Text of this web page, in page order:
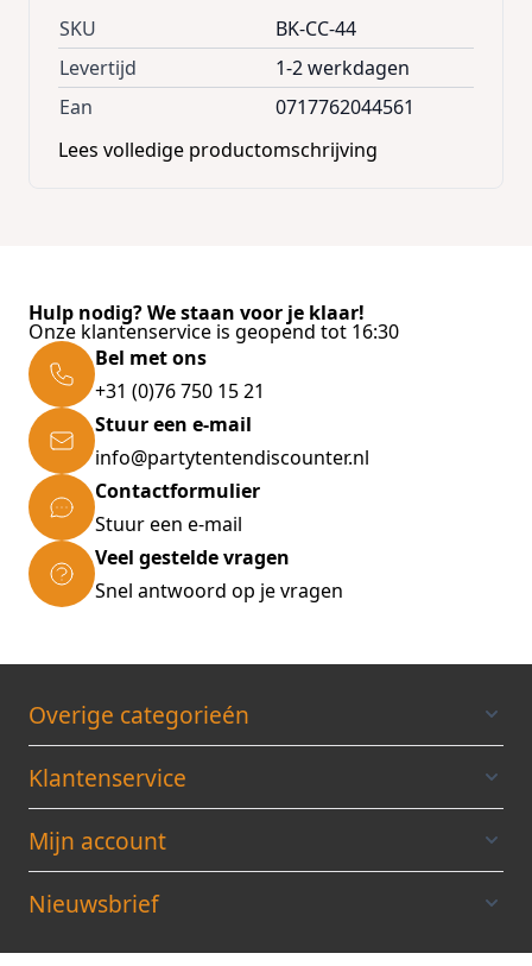
SKU
BK-CC-44
Levertijd
1-2 werkdagen
Ean
0717762044561
Lees volledige productomschrijving
Hulp nodig? We staan voor je klaar!
Onze klantenservice is geopend tot 16:30
Bel met ons
+31 (0)76 750 15 21
Stuur een e-mail
info@partytentendiscounter.nl
Contactformulier
Stuur een e-mail
Veel gestelde vragen
Snel antwoord op je vragen
Overige categorieén
Klantenservice
Mijn account
Nieuwsbrief